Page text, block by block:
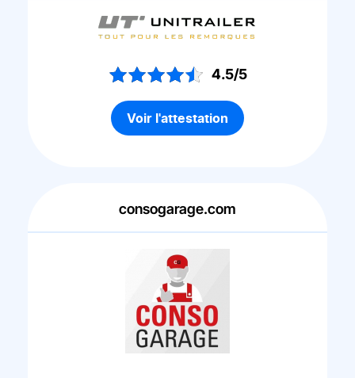
4.5/5
Voir l'attestation
consogarage.com